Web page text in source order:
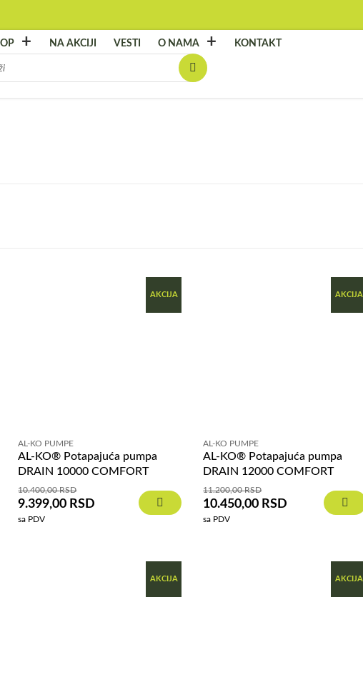
NA AKCIJI VESTI O NAMA KONTAKT
AKCIJA
AL-KO PUMPE
AL-KO® Potapajuća pumpa
DRAIN 10000 COMFORT
10.400,00RSD
9.399,00 RSD
sa PDV
AKCIJA
AL-KO PUMPE
AL-KO® Potapajuća pumpa
DRAIN 12000 COMFORT
11.200,00RSD
10.450,00 RSD
sa PDV
AKCIJA AKCIJA